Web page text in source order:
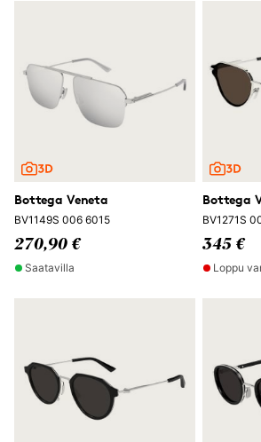
Bottega Veneta
BV1149S 006 6015
270,90 €
Saatavilla
Bottega
BV1271S
345 €
Loppu